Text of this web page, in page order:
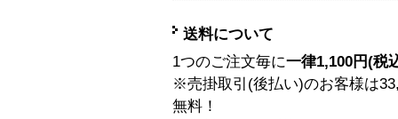
送料について
1つのご注文毎に一律1,100円(税
※売掛取引(後払い)のお客様は
無料！